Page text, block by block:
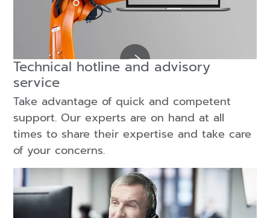
Technical hotline and advisory
service
Take advantage of quick and competent
support. Our experts are on hand at all
times to share their expertise and take care
of your concerns.